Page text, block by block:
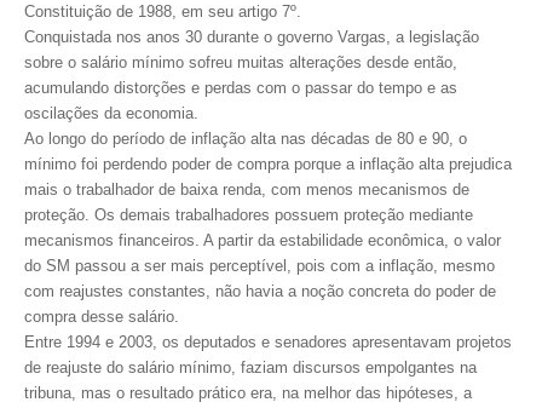
TRANSPARÊNCIA
CONSULTORIA
ACORDOS, CONVENÇÕES E DISSÍDIOS
CONTRIBUIÇÕES
CONTRIBUIÇÃO ASSISTENCIAL
CONTRIBUIÇÃO ASSOCIATIVA OU ANUIDADE DE SÓCIO
CONTRIBUIÇÃO SINDICAL URBANA
Constituição de 1988, em seu artigo 7º.
Conquistada nos anos 30 durante o governo Vargas, a legislação
sobre o salário mínimo sofreu muitas alterações desde então,
acumulando distorções e perdas com o passar do tempo e as
oscilações da economia.
Ao longo do período de inflação alta nas décadas de 80 e 90, o
mínimo foi perdendo poder de compra porque a inflação alta prejudica
mais o trabalhador de baixa renda, com menos mecanismos de
proteção. Os demais trabalhadores possuem proteção mediante
mecanismos financeiros. A partir da estabilidade econômica, o valor
do SM passou a ser mais perceptível, pois com a inflação, mesmo
com reajustes constantes, não havia a noção concreta do poder de
compra desse salário.
Entre 1994 e 2003, os deputados e senadores apresentavam projetos
de reajuste do salário mínimo, faziam discursos empolgantes na
tribuna, mas o resultado prático era, na melhor das hipóteses, a